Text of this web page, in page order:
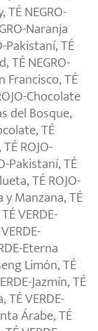
TÉ NEGRO-
Naranja
Pakistaní, TÉ
TÉ NEGRO-
Francisco, TÉ
Chocolate
del Bosque,
TÉ
ROJO-
Pakistaní, TÉ
TÉ ROJO-
y Manzana, TÉ
VERDE-
Eterna
Limón, TÉ
Jazmín, TÉ
TÉ VERDE-
Árabe, TÉ